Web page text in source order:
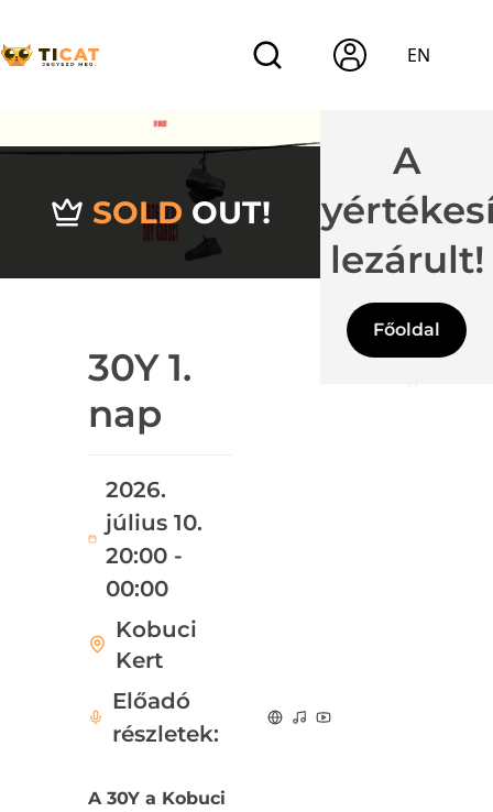
EN
SOLD OUT!
30Y 1.
nap
2026.
július 10.
20:00 -
00:00
Kobuci
Kert
Előadó
részletek:
A
lezárult!
Főoldal
A 30Y a Kobuci